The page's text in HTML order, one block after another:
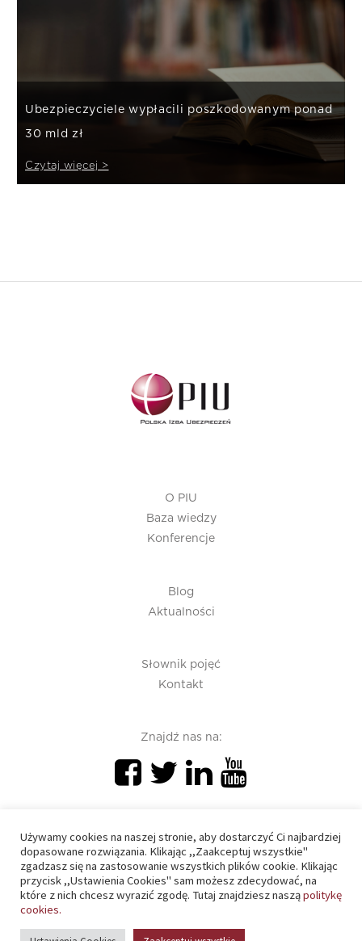
Ubezpieczyciele wypłacili poszkodowanym ponad
30 mld zł
Czytaj więcej >
O PIU
Baza wiedzy
Konferencje
Blog
Aktualności
Słownik pojęć
Kontakt
Znajdź nas na:
PIU 2020 © All right reserved
Używamy cookies na naszej stronie, aby dostarczyć Ci najbardziej
dopasowane rozwiązania. Klikając ,,Zaakceptuj wszystkie"
zgadzasz się na zastosowanie wszystkich plików cookie. Klikając
przycisk ,,Ustawienia Cookies" sam możesz zdecydować, na
które z nich chcesz wyrazić zgodę. Tutaj znajdziesz nasząpolitykę
cookies.